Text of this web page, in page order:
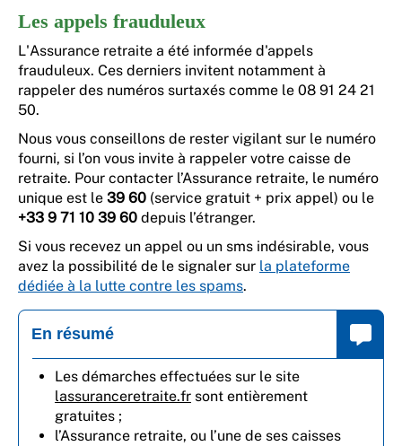
Les appels frauduleux
L'Assurance retraite a été informée d'appels
frauduleux. Ces derniers invitent notamment à
rappeler des numéros surtaxés comme le 08 91 24 21
50.
Nous vous conseillons de rester vigilant sur le numéro
fourni, si l’on vous invite à rappeler votre caisse de
retraite. Pour contacter l’Assurance retraite, le numéro
unique est le 39 60 (service gratuit + prix appel) ou le
+33 9 71 10 39 60 depuis l’étranger.
Si vous recevez un appel ou un sms indésirable, vous
avez la possibilité de le signaler sur la plateforme
dédiée à la lutte contre les spams.
En résumé
Les démarches effectuées sur le site
lassuranceretraite.fr sont entièrement
gratuites ;
l’Assurance retraite, ou l’une de ses caisses